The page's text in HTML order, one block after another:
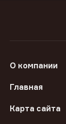
О компании
Главная
Карта сайта